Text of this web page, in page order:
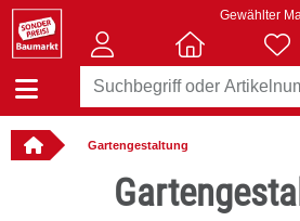
Gewählter
Gartengestaltung